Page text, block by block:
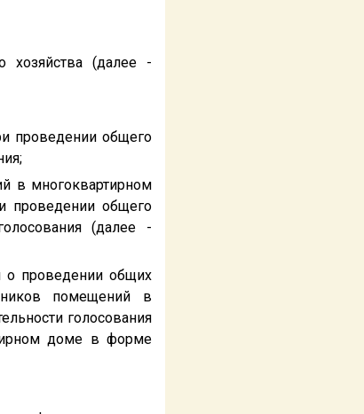
хозяйства (далее -
проведении общего
в многоквартирном
проведении общего
(далее -
о проведении общих
помещений в
голосования
доме в форме